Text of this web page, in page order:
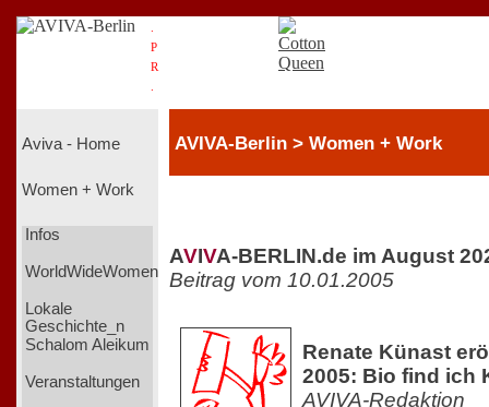
P
R
Aviva - Home
Women + Work
Infos
WorldWideWomen
Lokale
Geschichte_n
Schalom Aleikum
Veranstaltungen
AVIVA-Berlin > Women + Work
AVIVA-BERLIN.de im August
Beitrag vom 10.01.2005
Renate Künast
2005: Bio find ich
AVIVA-Redaktion